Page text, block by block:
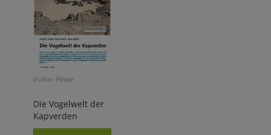
Volker Hesse
Die Vogelwelt der
Kapverden